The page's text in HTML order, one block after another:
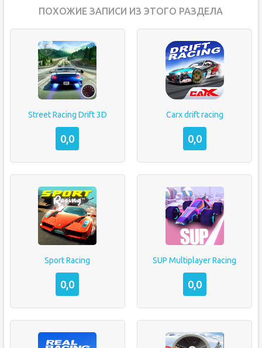
ПОХОЖИЕ ЗАПИСИ ИЗ ЭТОГО РАЗДЕЛА
Street Racing Drift 3D
0,0
Carx drift racing
0,0
Sport Racing
0,0
SUP Multiplayer Racing
0,0